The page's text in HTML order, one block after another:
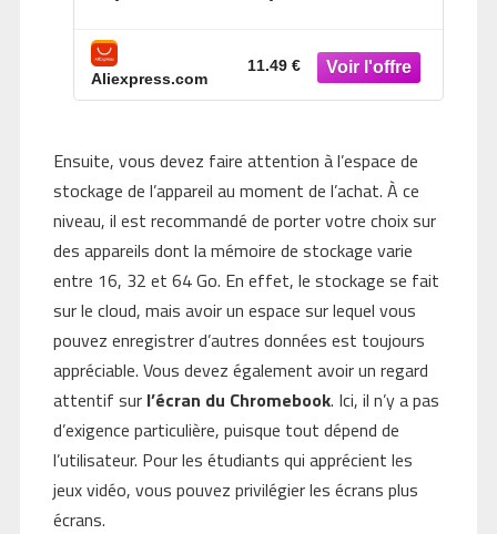
ThinkPad Hp Chromebook Yoga
Huawei Xiaomi ASUS Type C
Aliexpress.com
11.49 €
Ensuite, vous devez faire attention à l’espace de
stockage de l’appareil au moment de l’achat. À ce
niveau, il est recommandé de porter votre choix sur
des appareils dont la mémoire de stockage varie
entre 16, 32 et 64 Go. En effet, le stockage se fait
sur le cloud, mais avoir un espace sur lequel vous
pouvez enregistrer d’autres données est toujours
appréciable. Vous devez également avoir un regard
attentif sur l’écran du Chromebook. Ici, il n’y a pas
d’exigence particulière, puisque tout dépend de
l’utilisateur. Pour les étudiants qui apprécient les
jeux vidéo, vous pouvez privilégier les écrans plus
écrans.